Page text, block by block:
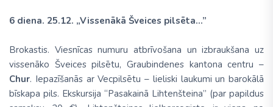
6 diena. 25.12. „Vissenākā Šveices pilsēta...”
Brokastis. Viesnīcas numuru atbrīvošana un izbraukšana uz
vissenāko Šveices pilsētu, Graubindenes kantona centru –
Chur. Iepazīšanās ar Vecpilsētu – lieliski laukumi un barokālā
bīskapa pils. Ekskursija “Pasakainā Lihtenšteina” (par papildus